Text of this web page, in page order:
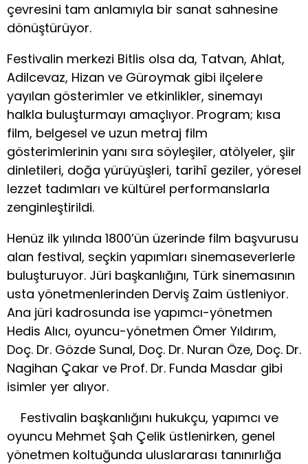
çevresini tam anlamıyla bir sanat sahnesine
dönüştürüyor.
Festivalin merkezi Bitlis olsa da, Tatvan, Ahlat,
Adilcevaz, Hizan ve Güroymak gibi ilçelere
yayılan gösterimler ve etkinlikler, sinemayı
halkla buluşturmayı amaçlıyor. Program; kısa
film, belgesel ve uzun metraj film
gösterimlerinin yanı sıra söyleşiler, atölyeler, şiir
dinletileri, doğa yürüyüşleri, tarihî geziler, yöresel
lezzet tadımları ve kültürel performanslarla
zenginleştirildi.
Henüz ilk yılında 1800’ün üzerinde film başvurusu
alan festival, seçkin yapımları sinemaseverlerle
buluşturuyor. Jüri başkanlığını, Türk sinemasının
usta yönetmenlerinden Derviş Zaim üstleniyor.
Ana jüri kadrosunda ise yapımcı-yönetmen
Hedis Alıcı, oyuncu-yönetmen Ömer Yıldırım,
Doç. Dr. Gözde Sunal, Doç. Dr. Nuran Öze, Doç. Dr.
Nagihan Çakar ve Prof. Dr. Funda Masdar gibi
isimler yer alıyor.
Festivalin başkanlığını hukukçu, yapımcı ve
oyuncu Mehmet Şah Çelik üstlenirken, genel
yönetmen koltuğunda uluslararası tanınırlığa